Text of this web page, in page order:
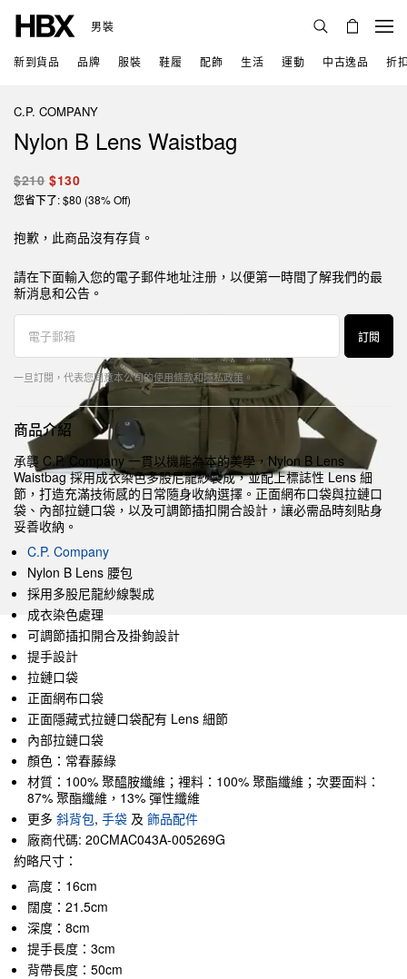
男裝
新到貨品 品牌 服裝 鞋履 配飾 生活 運動 中古逸品 折
C.P. COMPANY
Nylon B Lens Waistbag
$210 $130
您省下了: $80 (38% Off)
抱歉，此商品沒有存貨。
請在下面輸入您的電子郵件地址注册，以便第一時間了解我們的最
新消息和公告。
訂閱
一旦訂閱，代表您同意本公司的使用條款和隱私政策 。
商品介紹
承襲 C.P. Company 一貫以機能為本的美學，Nylon B Lens
Waistbag 採用成衣染色多股尼龍紗製成，並配上標誌性 Lens 細
節，打造充滿技術感的日常隨身收納選擇。正面網布口袋與拉鏈口
袋、內部拉鏈口袋，以及可調節插扣開合設計，讓必需品時刻貼身
妥善收納。
C.P. Company
Nylon B Lens 腰包
採用多股尼龍紗線製成
成衣染色處理
可調節插扣開合及掛鉤設計
提手設計
拉鏈口袋
正面網布口袋
正面隱藏式拉鏈口袋配有 Lens 細節
內部拉鏈口袋
顏色：常春藤綠
材質：100% 聚醯胺纖維；裡料：100% 聚酯纖維；次要面料：
87% 聚酯纖維，13% 彈性纖維
更多 斜背包, 手袋 及 飾品配件
廠商代碼: 20CMAC043A-005269G
約略尺寸：
高度：16cm
闊度：21.5cm
深度：8cm
提手長度：3cm
背帶長度：50cm